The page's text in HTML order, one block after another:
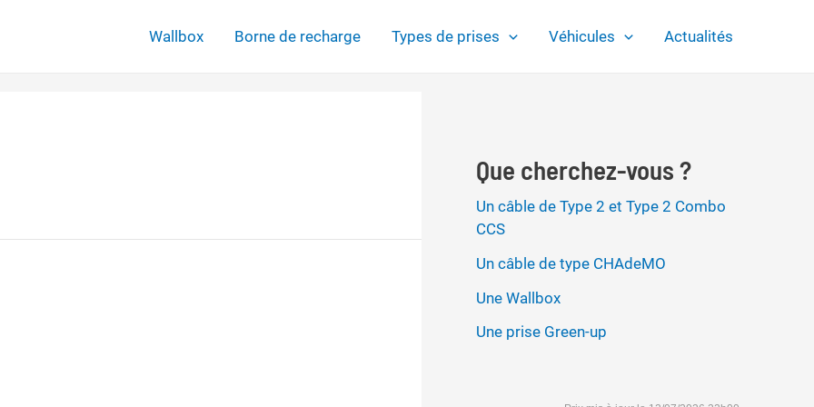
Wallbox Borne de recharge Types de prises Véhicules Actualités
Que cherchez-vous ?
Un câble de Type 2 et Type 2 Combo
CCS
Un câble de type CHAdeMO
Une Wallbox
Une prise Green-up